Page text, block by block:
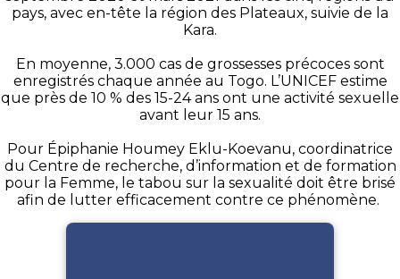
pays, avec en-tête la région des Plateaux, suivie de la
Kara.
En moyenne, 3.000 cas de grossesses précoces sont
enregistrés chaque année au Togo. L’UNICEF estime
que près de 10 % des 15-24 ans ont une activité sexuelle
avant leur 15 ans.
Pour Épiphanie Houmey Eklu-Koevanu, coordinatrice
du Centre de recherche, d’information et de formation
pour la Femme, le tabou sur la sexualité doit être brisé
afin de lutter efficacement contre ce phénomène.